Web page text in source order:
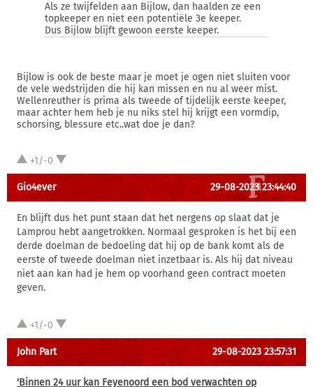
Als ze twijfelden aan Bijlow, dan haalden ze een
topkeeper en niet een potentiële 3e keeper.
Dus Bijlow blijft gewoon eerste keeper.
Bijlow is ook de beste maar je moet je ogen niet sluiten voor
de vele wedstrijden die hij kan missen en nu al weer mist.
Wellenreuther is prima als tweede of tijdelijk eerste keeper,
maar achter hem heb je nu niks stel hij krijgt een vormdip,
schorsing, blessure etc..wat doe je dan?
+1/-0
Gio4ever 29-08-2023 23:44:40
En blijft dus het punt staan dat het nergens op slaat dat je
Lamprou hebt aangetrokken. Normaal gesproken is het bij een
derde doelman de bedoeling dat hij op de bank komt als de
eerste of tweede doelman niet inzetbaar is. Als hij dat niveau
niet aan kan had je hem op voorhand geen contract moeten
geven.
+1/-0
John Part 29-08-2023 23:57:31
'Binnen 24 uur kan Feyenoord een bod verwachten op